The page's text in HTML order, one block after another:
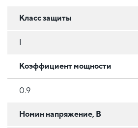
Класс защиты
Коэффициент мощности
0.9
Номин напряжение, В